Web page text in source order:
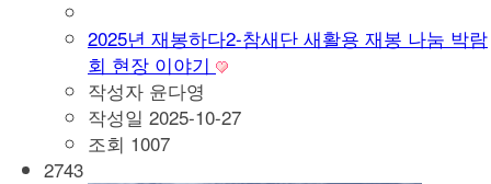
2025년 재봉하다2-참새단 새활용 재봉 나눔 박람
회 현장 이야기
작성자 윤다영
작성일 2025-10-27
조회 1007
2743